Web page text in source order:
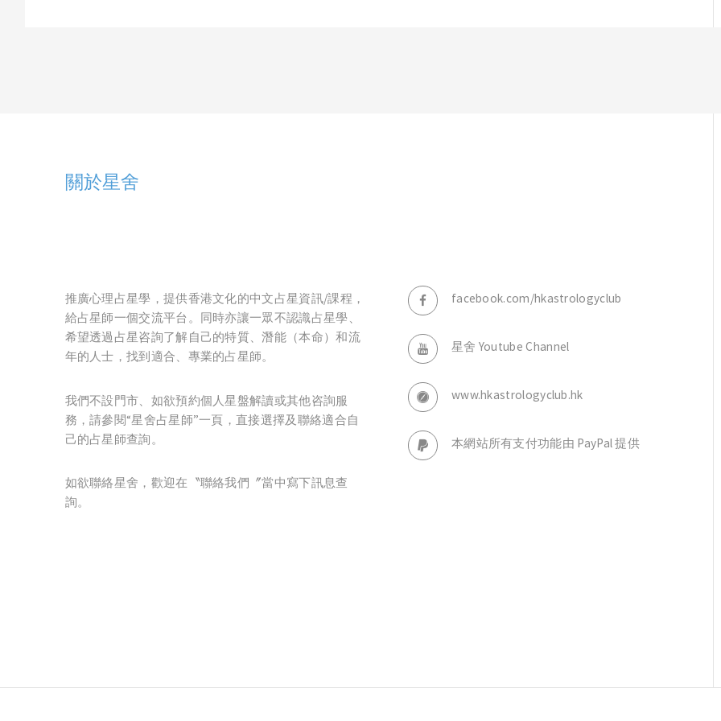
關於星舍
推廣心理占星學，提供香港文化的中文占星資訊/課程，
給占星師一個交流平台。同時亦讓一眾不認識占星學、
希望透過占星咨詢了解自己的特質、潛能（本命）和流
年的人士，找到適合、專業的占星師。
我們不設門市、如欲預約個人星盤解讀或其他咨詢服
務，請參閱“星舍占星師”一頁，直接選擇及聯絡適合自
己的占星師查詢。
如欲聯絡星舍，歡迎在〝聯絡我們〞當中寫下訊息查
詢。
facebook.com/hkastrologyclub
星舍 Youtube Channel
www.hkastrologyclub.hk
本網站所有支付功能由 PayPal 提供